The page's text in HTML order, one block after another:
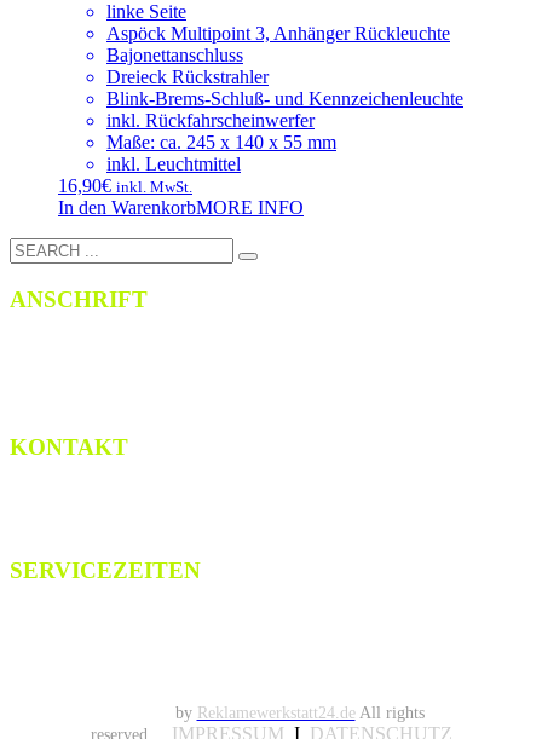
linke Seite
Aspöck Multipoint 3, Anhänger Rückleuchte
Bajonettanschluss
Dreieck Rückstrahler
Blink-Brems-Schluß- und Kennzeichenleuchte
inkl. Rückfahrscheinwerfer
Maße: ca. 245 x 140 x 55 mm
inkl. Leuchtmittel
16,90€ inkl. MwSt.
In den WarenkorbMORE INFO
ANSCHRIFT
KONTAKT
SERVICEZEITEN
by Reklamewerkstatt24.deAll rights
reserved.
IMPRESSUM I DATENSCHUTZ